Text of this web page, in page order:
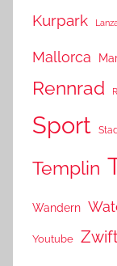
Kurpark
Mallorca
Rennrad
Sport
Templin
Wandern
Youtube